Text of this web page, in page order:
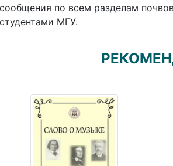
сообщения по всем разделам
студентами МГУ.